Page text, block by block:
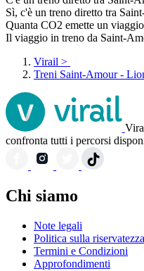
Sì, c'è un treno diretto tra
Quanta CO2 emette un
Il viaggio in treno da Saint-
Virail >
Treni Saint-Amour -
confronta tutti i percorsi
Chi siamo
Note legali
Politica sulla riservatezza
Termini e Condizioni
Approfondimenti